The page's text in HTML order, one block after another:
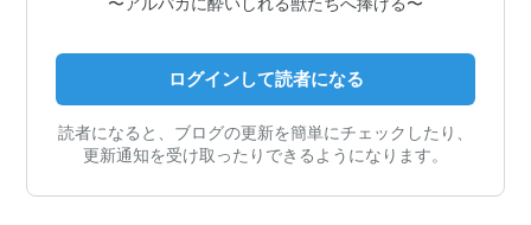
ログインして読者になる
読者になると、ブログの更新を簡単にチェックしたり、
更新通知を受け取ったりできるようになります。